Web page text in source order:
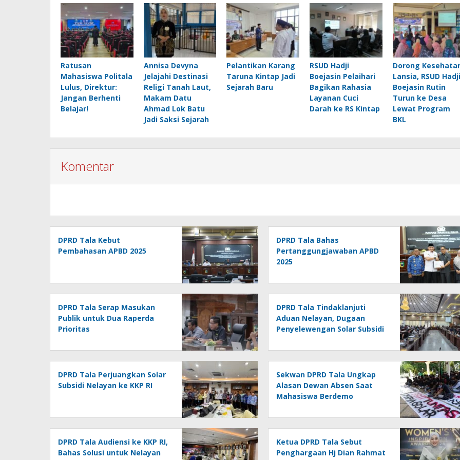
Ratusan
Mahasiswa Politala
Lulus, Direktur:
Jangan Berhenti
Belajar!
Annisa Devyna
Jelajahi Destinasi
Religi Tanah Laut,
Makam Datu
Ahmad Lok Batu
Jadi Saksi Sejarah
Pelantikan Karang
Taruna Kintap Jadi
Sejarah Baru
RSUD Hadji
Boejasin Pelaihari
Bagikan Rahasia
Layanan Cuci
Darah ke RS Kintap
Dorong
Lansia, RSUD Hadji
Boejasin Rutin
Turun ke Desa
Lewat Program
BKL
Komentar
DPRD Tala Kebut
Pembahasan APBD 2025
DPRD Tala Bahas
Pertanggungjawaban APBD
2025
DPRD Tala Serap Masukan
Publik untuk Dua Raperda
Prioritas
DPRD Tala Tindaklanjuti
Aduan Nelayan, Dugaan
Penyelewengan Solar Subsidi
DPRD Tala Perjuangkan Solar
Subsidi Nelayan ke KKP RI
Sekwan DPRD Tala Ungkap
Alasan Dewan Absen Saat
Mahasiswa Berdemo
DPRD Tala Audiensi ke KKP RI,
Bahas Solusi untuk Nelayan
Ketua DPRD Tala Sebut
Penghargaan Hj Dian Rahmat